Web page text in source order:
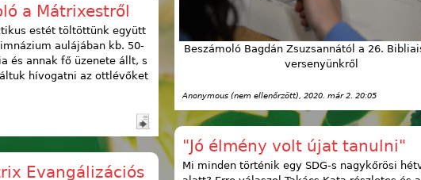
a Mátrixestről
estét töltöttünk együtt
aulájában kb. 50-
és annak fő üzenete állt, s
hívogatni az ottlévőket
Evangálizációs
Beszámoló Bagdán Zsuzsannától a 26.
versenyünkről
Anonymous (nem ellenőrzött) , 2020. már 2. 20:05
"Jó élmény volt újat tanulni"
Mi minden történik egy SDG-s nagykőrösi